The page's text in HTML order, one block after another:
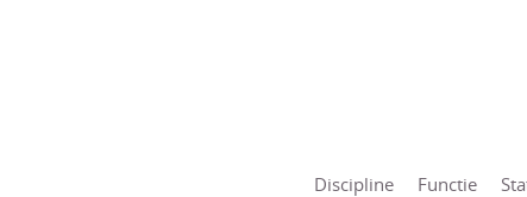
Discipline Functie